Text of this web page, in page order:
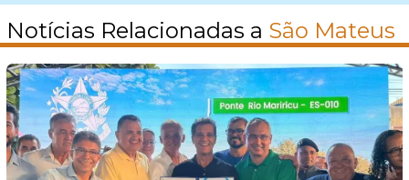
Notícias Relacionadas a São Mateus